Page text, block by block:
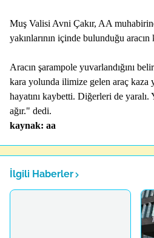
Muş Valisi Avni Çakır, AA
yakınlarının içinde bulunduğu aracın
Aracın şarampole yuvarlandığını
kara yolunda ilimize gelen araç kaza
hayatını kaybetti. Diğerleri de
ağır." dedi.
kaynak: aa
İlgili Haberler